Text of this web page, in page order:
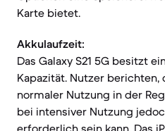
Karte bietet.
Akkulaufzeit:
Das Galaxy S21 5G besitzt
Kapazität. Nutzer berichten,
normaler Nutzung in der
bei intensiver Nutzung
erforderlich sein kann. Das